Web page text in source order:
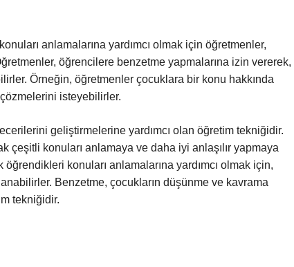
anlamalarına yardımcı olmak için öğretmenler,
öğrencilere benzetme yapmalarına izin vererek,
Örneğin, öğretmenler çocuklara bir konu hakkında
isteyebilirler.
geliştirmelerine yardımcı olan öğretim tekniğidir.
çeşitli konuları anlamaya ve daha iyi anlaşılır yapmaya
konuları anlamalarına yardımcı olmak için,
Benzetme, çocukların düşünme ve kavrama
tekniğidir.